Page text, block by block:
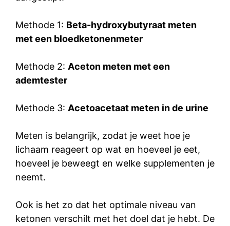
Methode 1: Beta-hydroxybutyraat meten
met een bloedketonenmeter
Methode 2: Aceton meten met een
ademtester
Methode 3: Acetoacetaat meten in de urine
Meten is belangrijk, zodat je weet hoe je
lichaam reageert op wat en hoeveel je eet,
hoeveel je beweegt en welke supplementen je
neemt.
Ook is het zo dat het optimale niveau van
ketonen verschilt met het doel dat je hebt. De